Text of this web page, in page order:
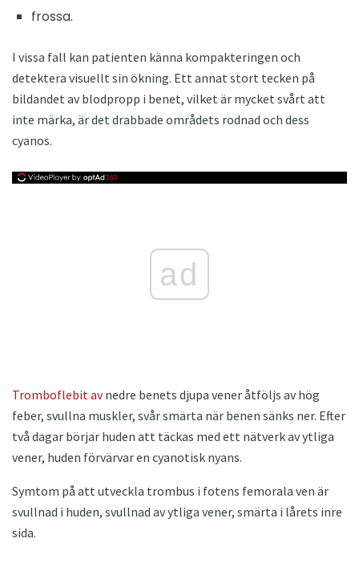
frossa.
I vissa fall kan patienten känna kompakteringen och
detektera visuellt sin ökning. Ett annat stort tecken på
bildandet av blodpropp i benet, vilket är mycket svårt att
inte märka, är det drabbade områdets rodnad och dess
cyanos.
ad
Tromboflebit avnedre benets djupa vener åtföljs av hög
feber, svullna muskler, svår smärta när benen sänks ner. Efter
två dagar börjar huden att täckas med ett nätverk av ytliga
vener, huden förvärvar en cyanotisk nyans.
Symtom på att utveckla trombus i fotens femorala ven är
svullnad i huden, svullnad av ytliga vener, smärta i lårets inre
sida.